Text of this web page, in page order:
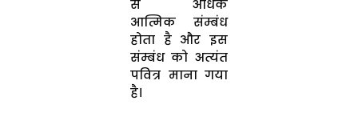
से अधिक
आत्मिक संम्बंध
होता है और इस
संम्बंध को अत्यंत
पवित्र माना गया
है।